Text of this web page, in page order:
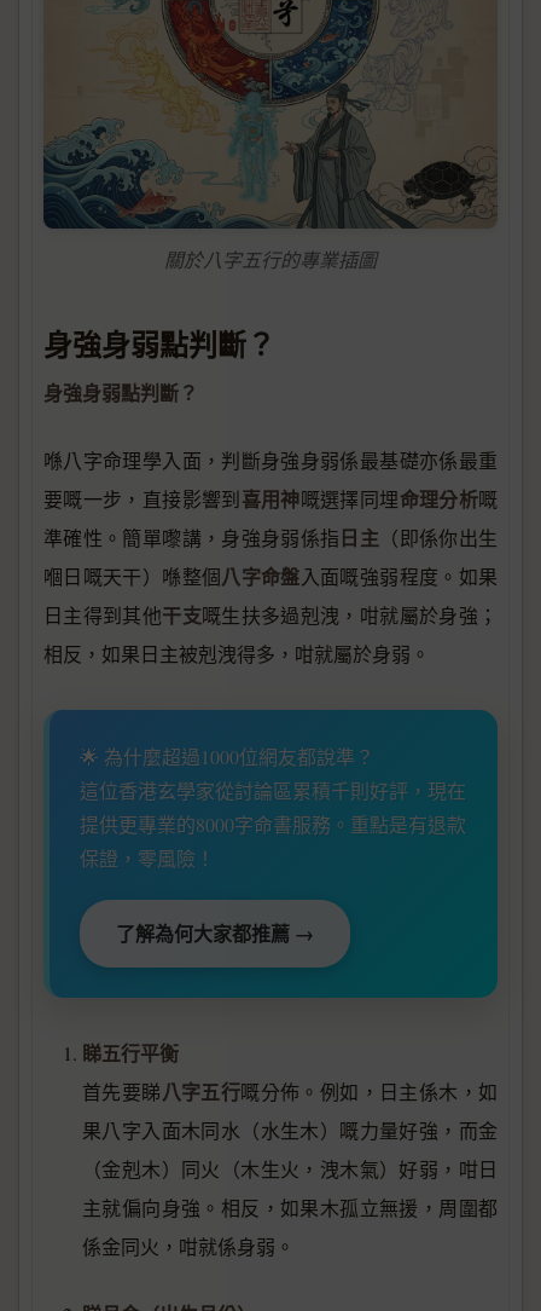
關於八字五行的專業插圖
身強身弱點判斷？
身強身弱點判斷？
喺八字命理學入面，判斷身強身弱係最基礎亦係最重
要嘅一步，直接影響到喜用神嘅選擇同埋命理分析嘅
準確性。簡單嚟講，身強身弱係指日主 （即係你出生
嗰日嘅天干）喺整個八字命盤入面嘅強弱程度。如果
日主得到其他干支嘅生扶多過剋洩，咁就屬於身強；
相反，如果日主被剋洩得多，咁就屬於身弱。
🌟 為什麼超過1000位網友都說準？
這位香港玄學家從討論區累積千則好評，現在
提供更專業的8000字命書服務。重點是有退款
保證，零風險！
了解為何大家都推薦 →
睇五行平衡
首先要睇八字五行嘅分佈。例如，日主係木，如
果八字入面木同水（水生木）嘅力量好強，而金
（金剋木）同火（木生火，洩木氣）好弱，咁日
主就偏向身強。相反，如果木孤立無援，周圍都
係金同火，咁就係身弱。